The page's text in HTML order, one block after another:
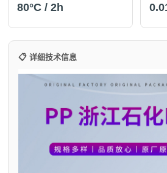
80°C / 2h
📋 详细技术信息